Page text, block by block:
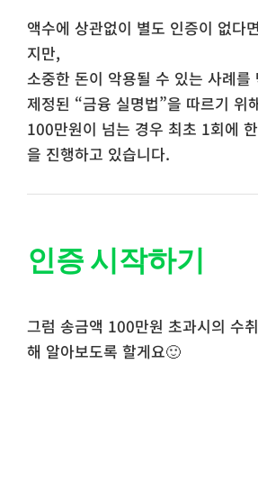
액수에 상관없이 별도 인증이 없다
지만,
소중한 돈이 악용될 수 있는 사례를
제정된 “금융 실명법”을 따르기 위
100만원이 넘는 경우 최초 1회에
을 진행하고 있습니다.
인증 시작하기
그럼 송금액 100만원 초과시의 수
해 알아보도록 할게요🙂